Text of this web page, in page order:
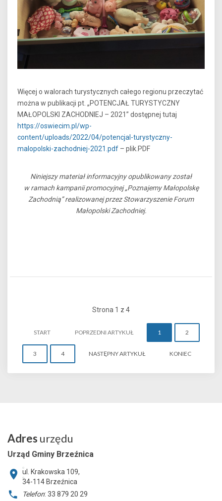
Więcej o walorach turystycznych całego regionu przeczytać
można w publikacji pt. „POTENCJAŁ TURYSTYCZNY
MAŁOPOLSKI ZACHODNIEJ – 2021” dostępnej tutaj
https://oswiecim.pl/wp-
content/uploads/2022/04/potencjal-turystyczny-
malopolski-zachodniej-2021.pdf – plik.PDF
Niniejszy materiał informacyjny opublikowany został
w ramach kampanii promocyjnej „Poznajemy Małopolskę
Zachodnią” realizowanej przez Stowarzyszenie Forum
Małopolski Zachodniej.
Strona 1 z 4
START POPRZEDNI ARTYKUŁ 1 2
3 4 NASTĘPNY ARTYKUŁ KONIEC
Adres urzędu
Urząd Gminy Brzeźnica
ul. Krakowska 109,
34-114Brzeźnica
Telefon: 33 879 20 29